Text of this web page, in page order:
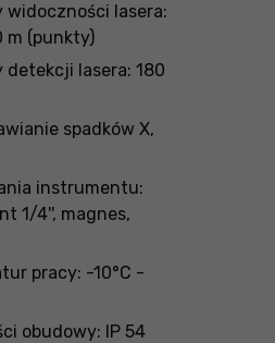
lasera:
m (punkty)
lasera: 180
spadków X,
instrumentu:
1/4'', magnes,
pracy: -10°C -
obudowy: IP 54